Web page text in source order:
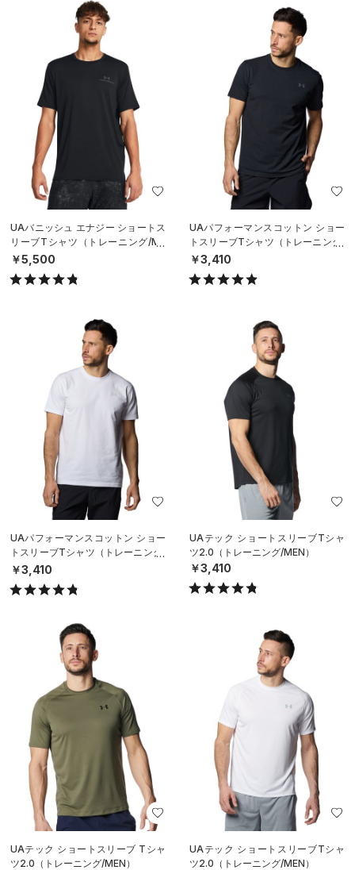
UAバニッシュ エナジー ショートス
リーブTシャツ（トレーニング/ME
N）
￥5,500
UAパフォーマンスコットン ショー
トスリーブTシャツ（トレーニング/
MEN）
￥3,410
UAパフォーマンスコットン ショー
トスリーブTシャツ（トレーニング/
MEN）
￥3,410
UAテック ショートスリーブTシャ
ツ2.0（トレーニング/MEN）
￥3,410
UAテック ショートスリーブ Tシャ
ツ2.0（トレーニング/MEN）
UAテック ショートスリーブTシャ
ツ2.0（トレーニング/MEN）